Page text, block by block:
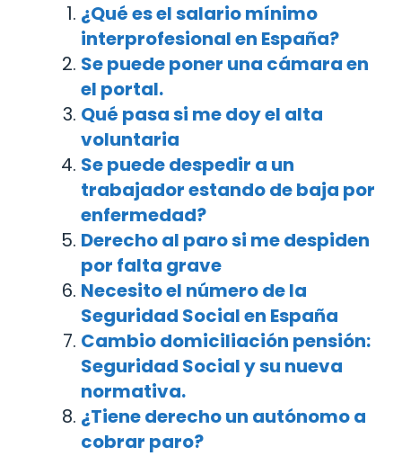
¿Qué es el salario mínimo
interprofesional en España?
Se puede poner una cámara en
el portal.
Qué pasa si me doy el alta
voluntaria
Se puede despedir a un
trabajador estando de baja por
enfermedad?
Derecho al paro si me despiden
por falta grave
Necesito el número de la
Seguridad Social en España
Cambio domiciliación pensión:
Seguridad Social y su nueva
normativa.
¿Tiene derecho un autónomo a
cobrar paro?